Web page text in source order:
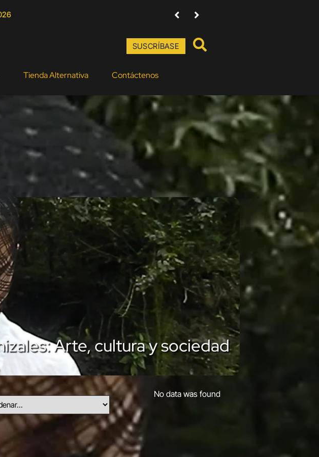
Entre la fiesta, el duelo y la resistencia del orgullo
SUSCRÍBASE
Tienda Alternativa Contáctenos
Arte, cultura y sociedad
No data was found